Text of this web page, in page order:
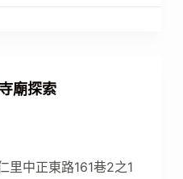
廟探索
里中正東路161巷2之1